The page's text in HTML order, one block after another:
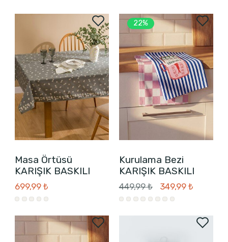
Masa Örtüsü
KARIŞIK BASKILI
699,99 ₺
22%
Kurulama Bezi
KARIŞIK BASKILI
449,99 ₺ 349,99 ₺